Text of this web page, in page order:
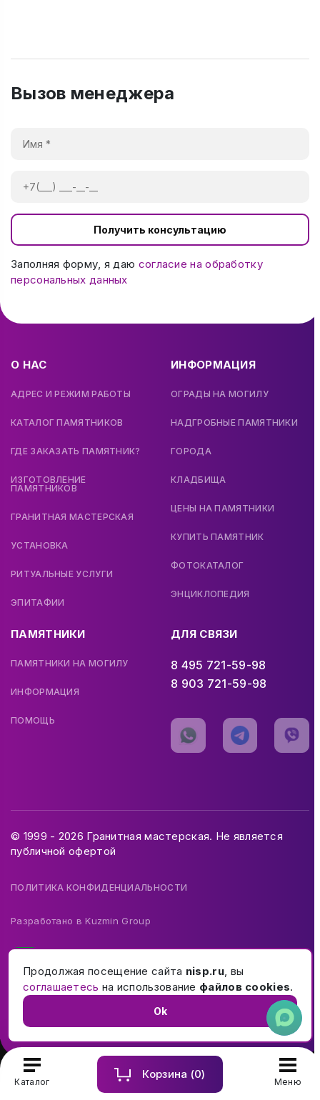
Каталог
Корзина (0)
Меню
Вызов менеджера
Получить консультацию
Заполняя форму, я даю согласие на обработку
персональных данных
О НАС
АДРЕС И РЕЖИМ РАБОТЫ
КАТАЛОГ ПАМЯТНИКОВ
ГДЕ ЗАКАЗАТЬ ПАМЯТНИК?
ИЗГОТОВЛЕНИЕ
ПАМЯТНИКОВ
ГРАНИТНАЯ МАСТЕРСКАЯ
УСТАНОВКА
РИТУАЛЬНЫЕ УСЛУГИ
ЭПИТАФИИ
ИНФОРМАЦИЯ
ОГРАДЫ НА МОГИЛУ
НАДГРОБНЫЕ ПАМЯТНИКИ
ГОРОДА
КЛАДБИЩА
ЦЕНЫ НА ПАМЯТНИКИ
КУПИТЬ ПАМЯТНИК
ФОТОКАТАЛОГ
ЭНЦИКЛОПЕДИЯ
ПАМЯТНИКИ
ПАМЯТНИКИ НА МОГИЛУ
ИНФОРМАЦИЯ
ПОМОЩЬ
ДЛЯ СВЯЗИ
8 495 721-59-98
8 903 721-59-98
© 1999 - 2026 Гранитная мастерская. Не является
публичной офертой
ПОЛИТИКА КОНФИДЕНЦИАЛЬНОСТИ
Разработано вKuzmin Group
Купить и заказать памятник на могилу в Москве и МО
Продолжая посещение сайта nisp.ru, вы
соглашаетесь на использование файлов cookies.
Ok